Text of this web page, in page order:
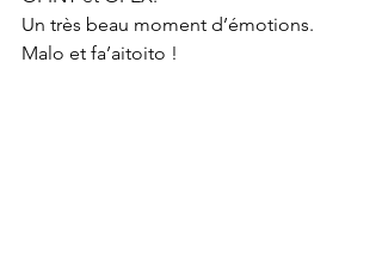
Un très beau moment d’émotions.
Malo et fa’aitoito !